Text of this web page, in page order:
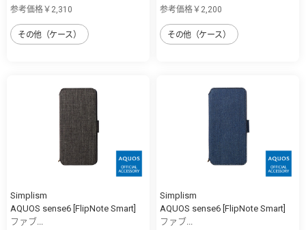
参考価格￥2,310
その他（ケース）
参考価格￥2,200
その他（ケース）
Simplism
AQUOS sense6 [FlipNote Smart]
ファブ...
Simplism
AQUOS sense6 [FlipNote Smart]
ファブ...